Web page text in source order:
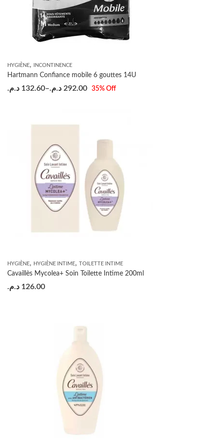
HYGIÈNE, INCONTINENCE
Hartmann Confiance mobile 6 gouttes 14U
132.60 د.م. – 292.00 د.م. 35% Off
HYGIÈNE, HYGIÈNE INTIME, TOILETTE INTIME
Cavaillès Mycolea+ Soin Toilette Intime 200ml
126.00 د.م.